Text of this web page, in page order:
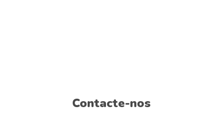
Contacte-nos